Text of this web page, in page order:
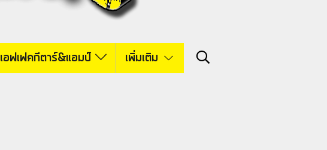
เอฟเฟคกีตาร์&แอมป์ เพิ่มเติม